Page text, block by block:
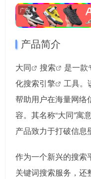
广告
产品简介
大同 搜索 是一款
化搜索引擎
工具。
帮助用户在海量网络
容。其名称“大同”寓
产品致力于打破信息
作为一个新兴的搜索
关键词搜索服务，还